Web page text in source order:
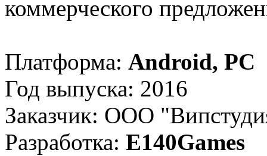
коммерческого
Платформа: Android, PC
Год выпуска: 2016
Заказчик: ООО
Разработка: E140Games